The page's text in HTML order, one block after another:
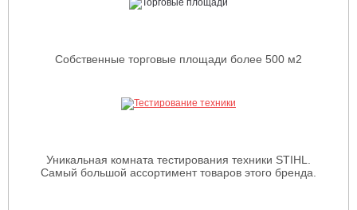
Собственные торговые площади более 500 м2
Уникальная комната тестирования техники STIHL.
Самый большой ассортимент товаров этого бренда.